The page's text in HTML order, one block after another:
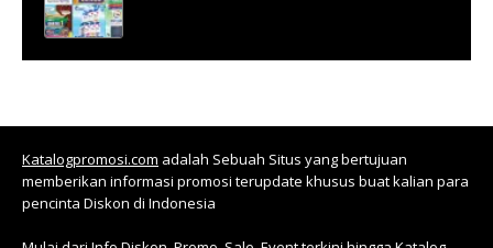
Katalogpromosi.com adalah Sebuah Situs yang bertujuan
memberikan informasi promosi terupdate khusus buat kalian para
pencinta Diskon di Indonesia